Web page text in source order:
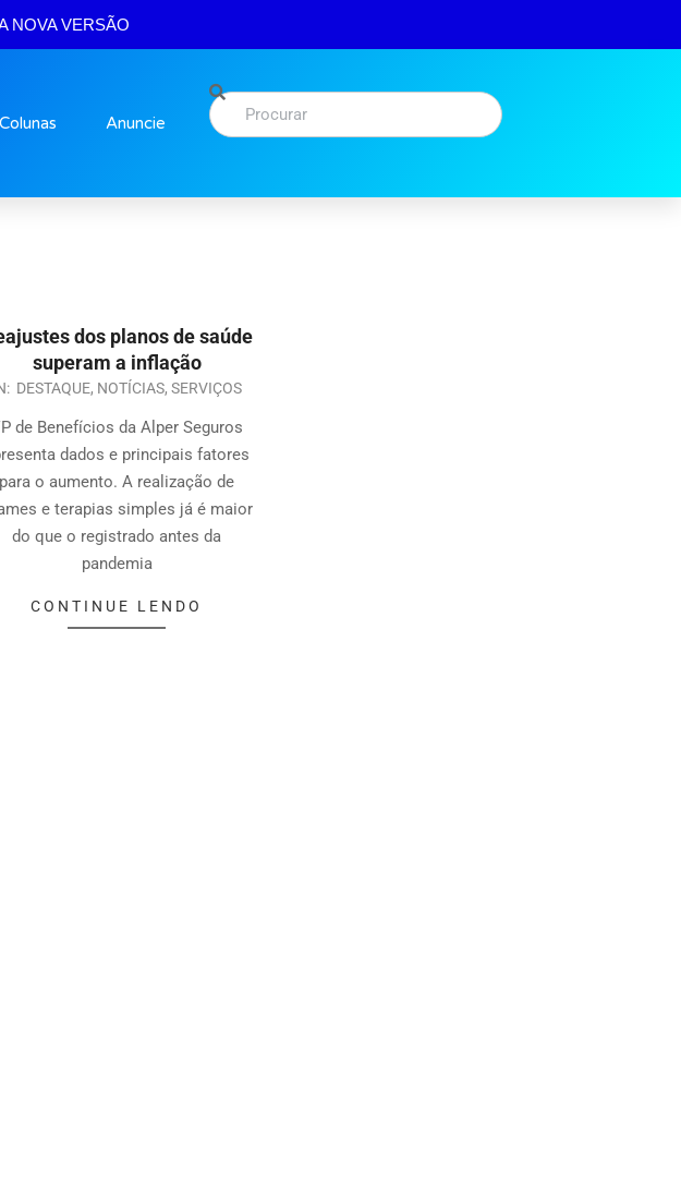
NOVA VERSÃO
Colunas Anuncie
dos planos de saúde
superam a inflação
DESTAQUE, NOTÍCIAS,SERVIÇOS
de Benefícios da Alper Seguros
dados e principais fatores
para o aumento. A realização de
e terapias simples já é maior
do que o registrado antes da
pandemia
CONTINUE LENDO